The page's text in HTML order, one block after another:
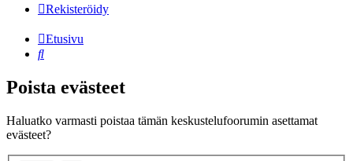
Rekisteröidy
Etusivu
Etsi
Poista evästeet
Haluatko varmasti poistaa tämän keskustelufoorumin asettamat
evästeet?